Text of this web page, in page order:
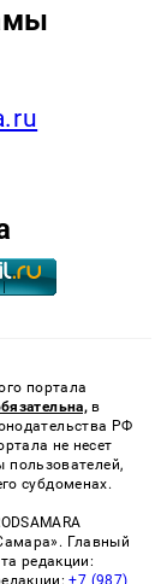
портала
в
РФ
не несет
пользователей,
субдоменах.
Главный
редакции:
+7 (987)